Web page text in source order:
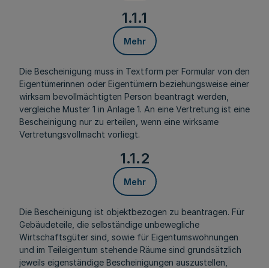
1.1.1
Mehr
Die Bescheinigung muss in Textform per Formular von den
Eigentümerinnen oder Eigentümern beziehungsweise einer
wirksam bevollmächtigten Person beantragt werden,
vergleiche Muster 1 in Anlage 1. An eine Vertretung ist eine
Bescheinigung nur zu erteilen, wenn eine wirksame
Vertretungsvollmacht vorliegt.
1.1.2
Mehr
Die Bescheinigung ist objektbezogen zu beantragen. Für
Gebäudeteile, die selbständige unbewegliche
Wirtschaftsgüter sind, sowie für Eigentumswohnungen
und im Teileigentum stehende Räume sind grundsätzlich
jeweils eigenständige Bescheinigungen auszustellen,